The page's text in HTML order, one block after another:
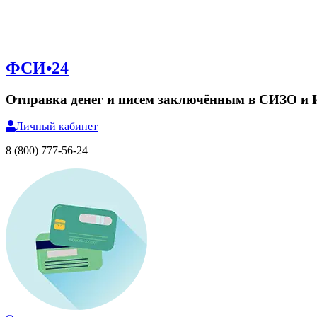
ФСИ•24
Отправка денег и писем заключённым в СИЗО и
Личный кабинет
8 (800) 777-56-24